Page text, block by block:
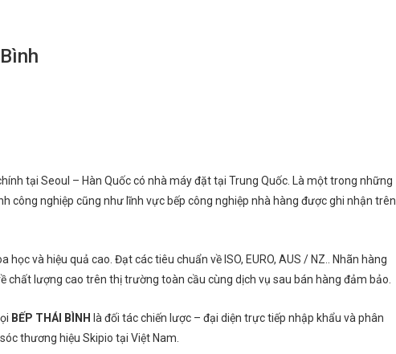
tại Seoul – Hàn Quốc có nhà máy đặt tại Trung Quốc. Là một trong những
công nghiệp cũng như lĩnh vực bếp công nghiệp nhà hàng được ghi nhận trên
và hiệu quả cao. Đạt các tiêu chuẩn về ISO, EURO, AUS / NZ.. Nhãn hàng
chất lượng cao trên thị trường toàn cầu cùng dịch vụ sau bán hàng đảm bảo.
BẾP THÁI BÌNH là đối tác chiến lược – đại diện trực tiếp nhập khẩu và phân
thương hiệu Skipio tại Việt Nam.